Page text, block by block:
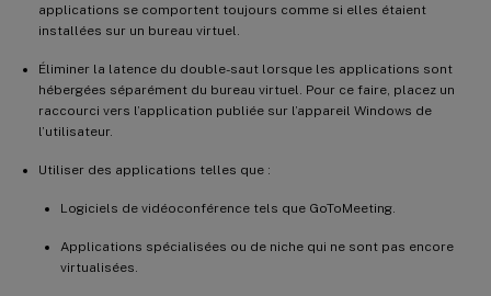
applications se comportent toujours comme si elles étaient
installées sur un bureau virtuel.
Éliminer la latence du double-saut lorsque les applications sont
hébergées séparément du bureau virtuel. Pour ce faire, placez un
raccourci vers l’application publiée sur l’appareil Windows de
l’utilisateur.
Utiliser des applications telles que :
Logiciels de vidéoconférence tels que GoToMeeting.
Applications spécialisées ou de niche qui ne sont pas encore
virtualisées.